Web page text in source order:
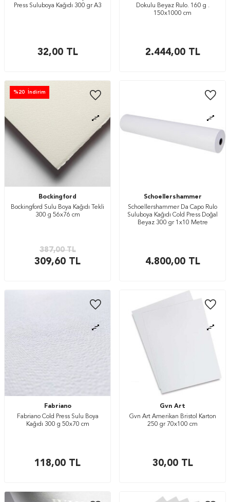
Press Suluboya Kağıdı 300 gr A3
32,00TL
Dokulu Beyaz Rulo. 160 g .
150x1000 cm
2.444,00TL
% 20 İndirim
Bockingford
Bockingford Sulu Boya Kağıdı Tekli
300 g 56x76 cm
387,00TL
309,60 TL
Schoellershammer
Schoellershammer Da Capo Rulo
Suluboya Kağıdı Cold Press Doğal
Beyaz 300 gr 1x10 Metre
4.800,00TL
Fabriano
Fabriano Cold Press Sulu Boya
Kağıdı 300 g 50x70 cm
118,00 TL
Gvn Art
Gvn Art Amerikan Bristol Karton
250 gr 70x100 cm
30,00TL